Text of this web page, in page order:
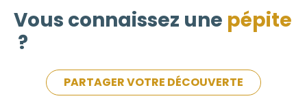
Vous connaissez une pépite
?
PARTAGER VOTRE DÉCOUVERTE